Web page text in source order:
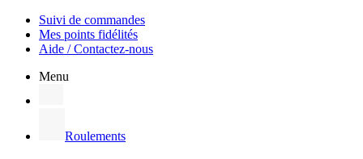
Suivi de commandes
Mes points fidélités
Aide / Contactez-nous
Menu
Roulements